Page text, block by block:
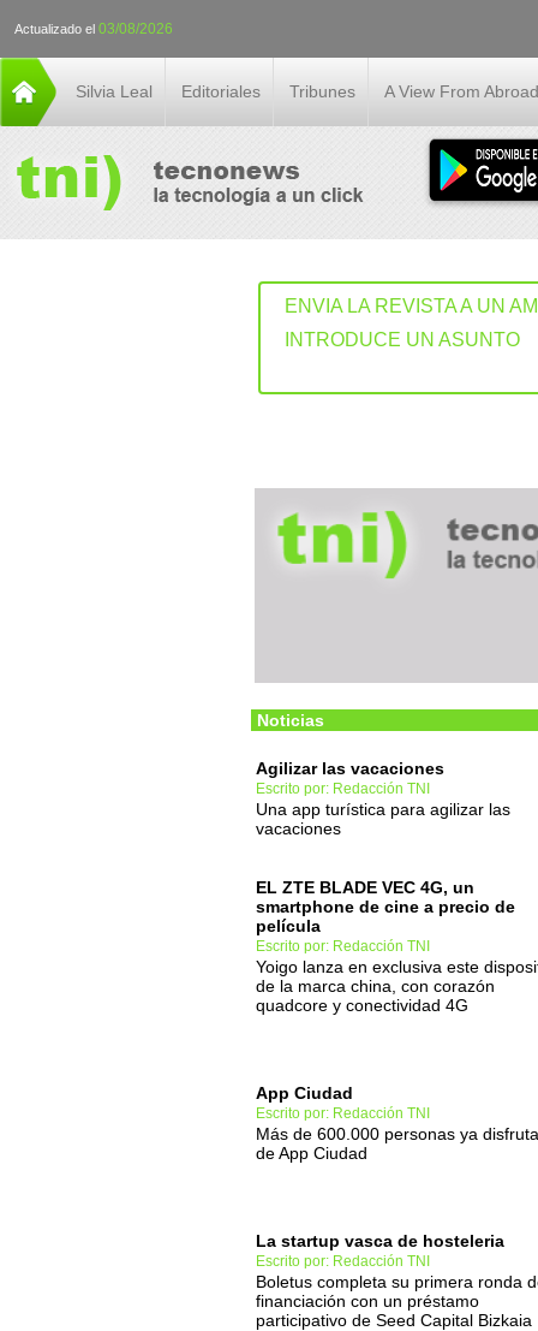
Actualizado el 03/08/2026
Silvia Leal Editoriales Tribunes A View From Abroad
ENVIA LA REVISTA A UN
INTRODUCE UN ASUNTO
Noticias
Agilizar las vacaciones
Escrito por: Redacción TNI
Una app turística para agilizar las
vacaciones
EL ZTE BLADE VEC 4G, un
smartphone de cine a precio de
película
Escrito por: Redacción TNI
Yoigo lanza en exclusiva este
de la marca china, con corazón
quadcore y conectividad 4G
App Ciudad
Escrito por: Redacción TNI
Más de 600.000 personas ya
de App Ciudad
La startup vasca de hosteleria
Escrito por: Redacción TNI
Boletus completa su primera ronda
financiación con un préstamo
participativo de Seed Capital Bizkaia